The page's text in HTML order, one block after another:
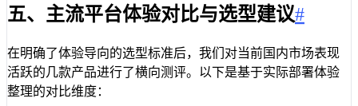
五、主流平台体验对比与选型建议#
在明确了体验导向的选型标准后，我们对当前国内市场表现
活跃的几款产品进行了横向测评。以下是基于实际部署体验
整理的对比维度：